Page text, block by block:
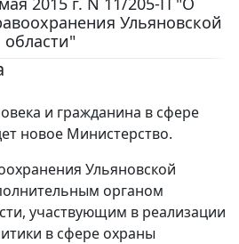
Ульяновской
области"
и гражданина в сфере
новое Министерство.
Ульяновской
органом
участвующим в реализации
в сфере охраны